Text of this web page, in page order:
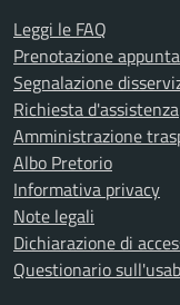
Leggi le FAQ
Prenotazione
Segnalazione
Richiesta d'assistenza
Amministrazione
Albo Pretorio
Informativa privacy
Note legali
Dichiarazione di
Questionario